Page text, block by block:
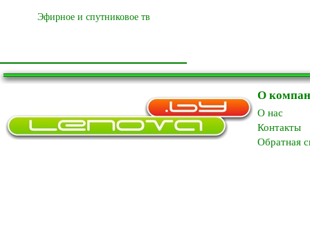
Эфирное и спутниковое тв
О
O нас
Контакты
Обратная